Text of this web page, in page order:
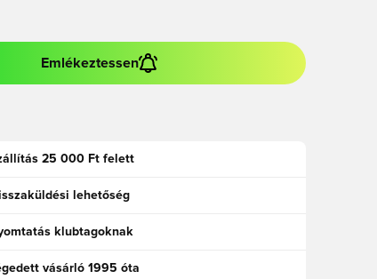
Emlékeztessen
25 000 Ft felett
lehetőség
klubtagoknak
vásárló 1995 óta